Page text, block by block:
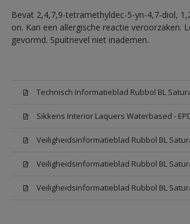
Bevat 2,4,7,9-tetramethyldec-5-yn-4,7-diol,
on. Kan een allergische reactie veroorzaken.
gevormd. Spuitnevel niet inademen.
Technisch Informatieblad Rubbol BL
Sikkens Interior Laquers Waterbased -
Veiligheidsinformatieblad Rubbol BL
Veiligheidsinformatieblad Rubbol BL
Veiligheidsinformatieblad Rubbol BL